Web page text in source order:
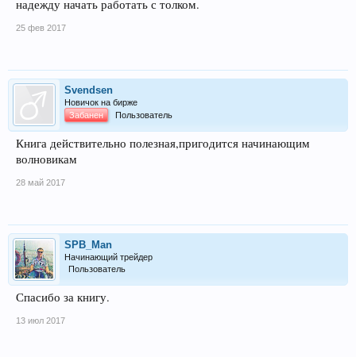
надежду начать работать с толком.
25 фев 2017
Svendsen
Новичок на бирже
Забанен
Пользователь
Книга действительно полезная,пригодится начинающим
волновикам
28 май 2017
SPB_Man
Начинающий трейдер
Пользователь
Спасибо за книгу.
13 июл 2017